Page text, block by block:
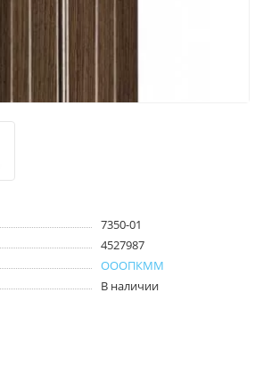
7350-01
4527987
ОООПКММ
В наличии